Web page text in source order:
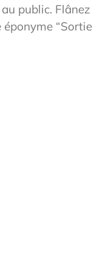
public. Flânez
“Sortie